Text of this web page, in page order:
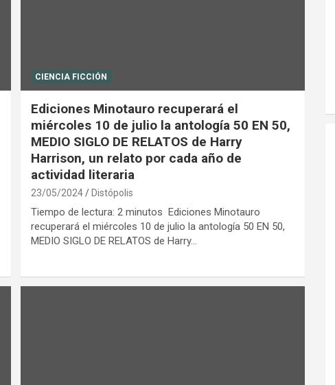
CIENCIA FICCIÓN
Ediciones Minotauro recuperará el
miércoles 10 de julio la antología 50 EN 50,
MEDIO SIGLO DE RELATOS de Harry
Harrison, un relato por cada año de
actividad literaria
23/05/2024 Distópolis
Tiempo de lectura: 2 minutos Ediciones Minotauro
recuperará el miércoles 10 de julio la antología 50 EN 50,
MEDIO SIGLO DE RELATOS de Harry…